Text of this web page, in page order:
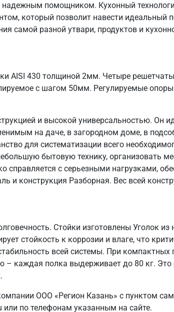
надежным помощником. Кухонный
который позволит навести идеальный
самой разной утвари, продуктов и
AISI 430 толщиной 2мм. Четыре
с шагом 50мм. Регулируемые
и высокой универсальностью. Он
на даче, в загородном доме, в
для систематизации всего
бытовую технику, организовать
справляется с серьезными нагрузками,
и конструкция Разборная. Вес всей
Стойки изготовлены Уголок
стойкость к коррозии и влаге, что
всей системы. При компактных
– каждая полка выдерживает до 80 кг. Это
ООО «Регион Казань» с пунктом
по телефонам указанным на сайте.